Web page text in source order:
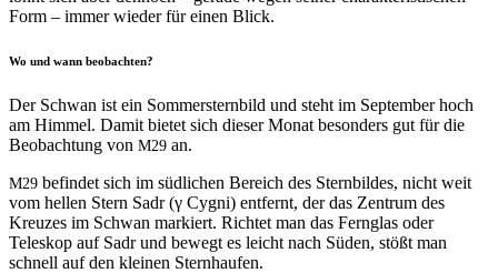
Form – immer wieder für einen Blick.
Wo und wann beobachten?
Der Schwan ist ein Som­mer­stern­bild und ste­ht im Sep­tem­ber hoch
am Him­mel. Damit bietet sich dieser Monat beson­ders gut für die
Beobach­tung von M29 an.
M29 befind­et sich im südlichen Bere­ich des Stern­bildes, nicht weit
vom hellen Stern Sadr (γ Cyg­ni) ent­fer­nt, der das Zen­trum des
Kreuzes im Schwan markiert. Richtet man das Fer­n­glas oder
Teleskop auf Sadr und bewegt es leicht nach Süden, stößt man
schnell auf den kleinen Sternhaufen.